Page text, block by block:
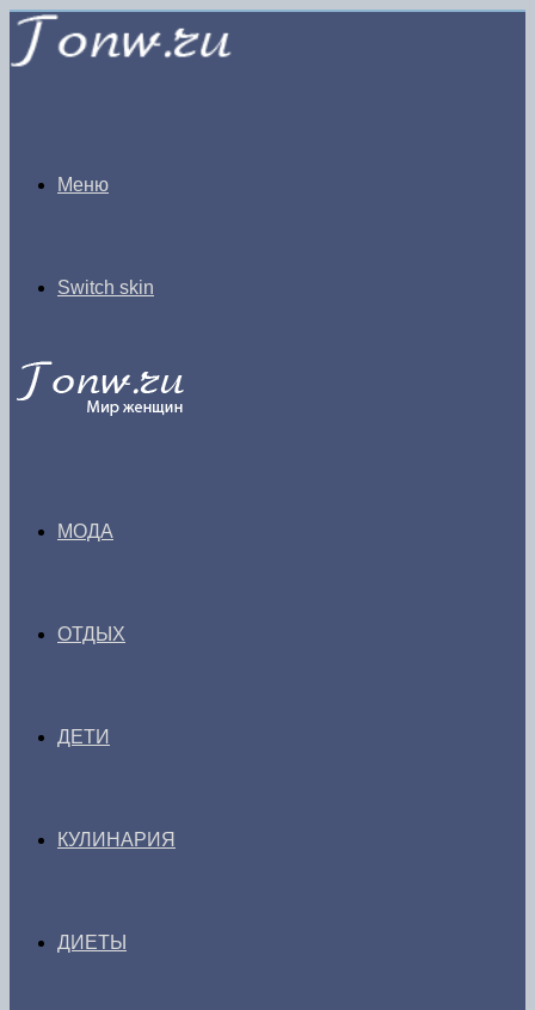
Меню
Switch skin
МОДА
ОТДЫХ
ДЕТИ
КУЛИНАРИЯ
ДИЕТЫ